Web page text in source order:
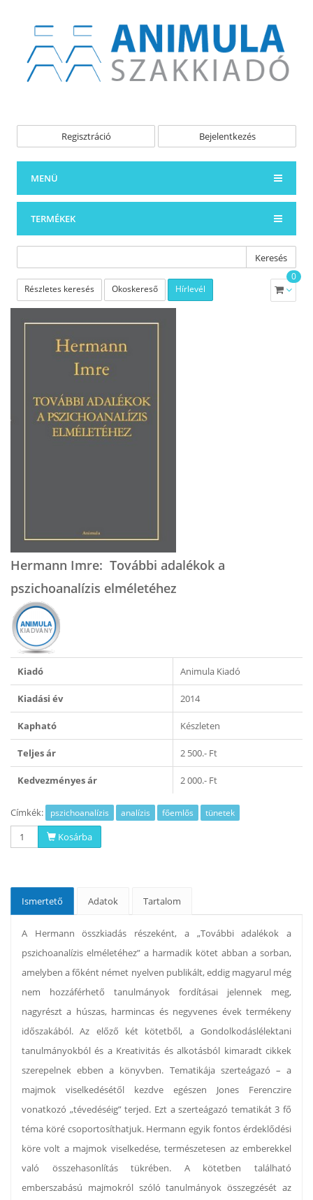
Regisztráció Bejelentkezés
MENÜ
TERMÉKEK
Keresés
Részletes keresés Okoskereső Hírlevél
0
Hermann Imre: További adalékok a
pszichoanalízis elméletéhez
Kiadó Animula Kiadó
Kiadási év 2014
Kapható Készleten
Teljes ár 2 500.- Ft
Kedvezményes ár 2 000.- Ft
Címkék: pszichoanalízis analízis főemlős tünetek
Kosárba
Ismertető Adatok Tartalom
A Hermann összkiadás részeként, a „További adalékok a
pszichoanalízis elméletéhez” a harmadik kötet abban a sorban,
amelyben a főként német nyelven publikált, eddig magyarul még
nem hozzáférhető tanulmányok fordításai jelennek meg,
nagyrészt a húszas, harmincas és negyvenes évek termékeny
időszakából. Az előző két kötetből, a Gondolkodáslélektani
tanulmányokból és a Kreativitás és alkotásból kimaradt cikkek
szerepelnek ebben a könyvben. Tematikája szerteágazó – a
majmok viselkedésétől kezdve egészen Jones Ferenczire
vonatkozó „tévedéséig” terjed. Ezt a szerteágazó tematikát 3 fő
téma köré csoportosíthatjuk. Hermann egyik fontos érdeklődési
köre volt a majmok viselkedése, természetesen az emberekkel
való összehasonlítás tükrében. A kötetben található
emberszabású majmokról szóló tanulmányok összegzését az